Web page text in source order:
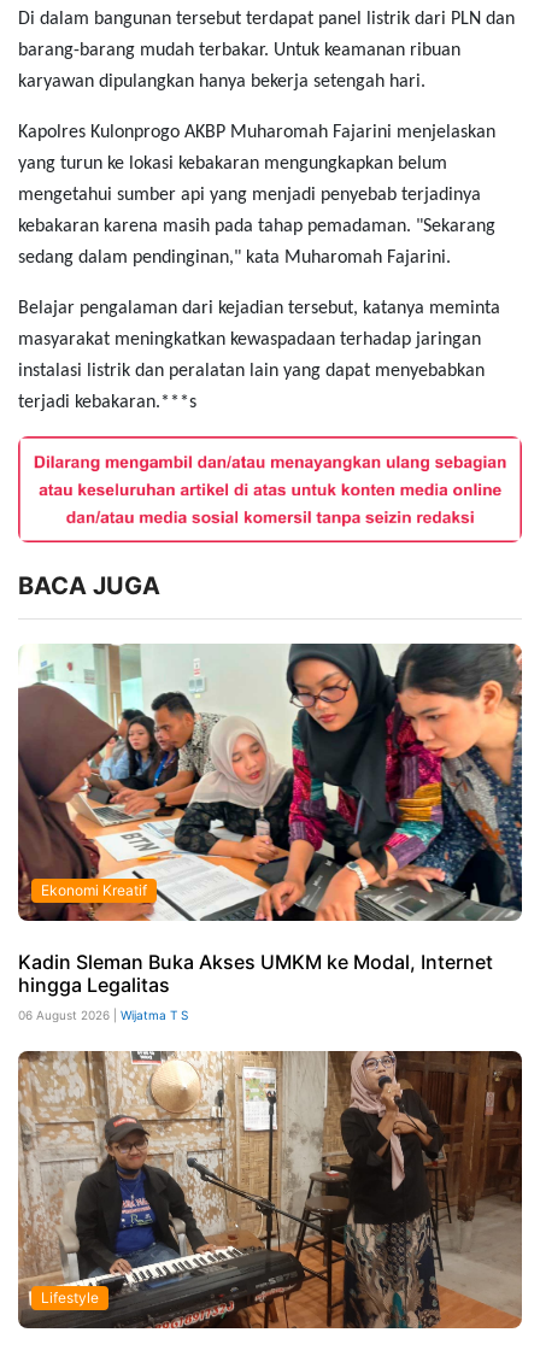
Di dalam bangunan tersebut terdapat panel listrik dari PLN dan
barang-barang mudah terbakar. Untuk keamanan ribuan
karyawan dipulangkan hanya bekerja setengah hari.
Kapolres Kulonprogo AKBP Muharomah Fajarini menjelaskan
yang turun ke lokasi kebakaran mengungkapkan belum
mengetahui sumber api yang menjadi penyebab terjadinya
kebakaran karena masih pada tahap pemadaman. "Sekarang
sedang dalam pendinginan," kata Muharomah Fajarini.
Belajar pengalaman dari kejadian tersebut, katanya meminta
masyarakat meningkatkan kewaspadaan terhadap jaringan
instalasi listrik dan peralatan lain yang dapat menyebabkan
terjadi kebakaran.***s
BACA JUGA
Ekonomi Kreatif
Kadin Sleman Buka Akses UMKM ke Modal, Internet
hingga Legalitas
06 August 2026 | Wijatma T S
Lifestyle